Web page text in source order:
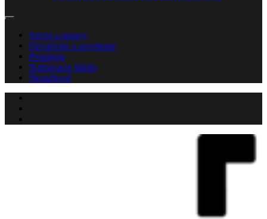
Servis a opravy
Ozvučenie a osvetlenie
Prenájom
Nahrávacie štúdio
ŠkolaNové